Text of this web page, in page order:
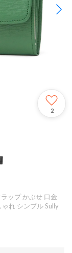
2
ップ かぶせ 口金
れ シンプル Sully